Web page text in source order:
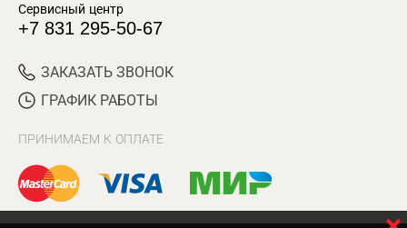
Сервисный центр
+7 831 295-50-67
ЗАКАЗАТЬ ЗВОНОК
ГРАФИК РАБОТЫ
ПРИНИМАЕМ К ОПЛАТЕ